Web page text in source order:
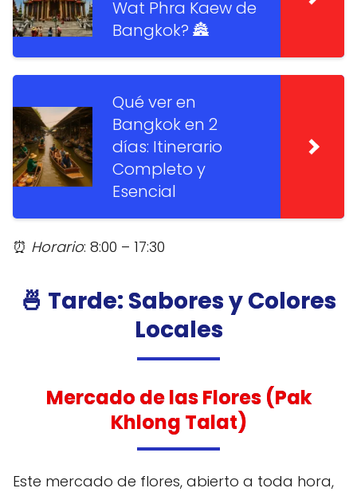
Wat Phra Kaew de
Bangkok? 🏯
Qué ver en
Bangkok en 2
días: Itinerario
Completo y
Esencial
⏰ Horario: 8:00 – 17:30
🍜 Tarde: Sabores y Colores
Locales
Mercado de las Flores (Pak
Khlong Talat)
Este mercado de flores, abierto a toda hora,